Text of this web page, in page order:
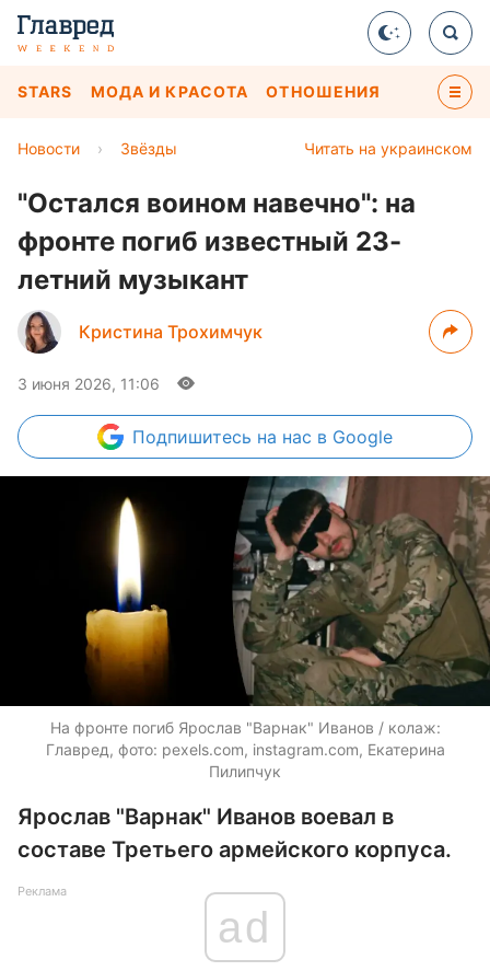
STARS МОДА И КРАСОТА ОТНОШЕНИЯ
Читать на украинском
Новости › Звёзды
"Остался воином навечно": на
фронте погиб известный 23-
летний музыкант
Кристина Трохимчук
3 июня 2026, 11:06
Подпишитесь на нас в Google
На фронте погиб Ярослав "Варнак" Иванов / колаж:
Главред, фото: pexels.com, instagram.com, Екатерина
Пилипчук
Ярослав "Варнак" Иванов воевал в
составе Третьего армейского корпуса.
Реклама
ad